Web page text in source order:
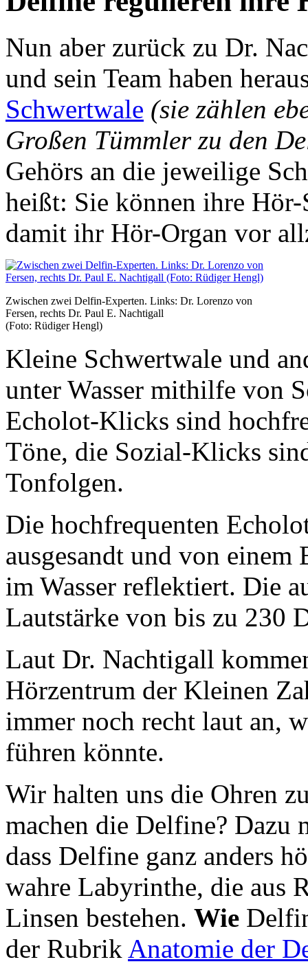
Nun aber zurück zu Dr.
und sein Team haben
Schwertwale (sie zählen
Großen Tümmler zu den
Gehörs an die jeweilige
heißt: Sie können ihre
damit ihr Hör-Organ vor
Zwischen zwei Delfin-Experten. Links: Dr. Lorenzo von
Fersen, rechts Dr. Paul E. Nachtigall
(Foto: Rüdiger Hengl)
Kleine Schwertwale und
unter Wasser mithilfe von
Echolot-Klicks sind
Töne, die Sozial-Klicks
Tonfolgen.
Die hochfrequenten
ausgesandt und von einem
im Wasser reflektiert. Die
Lautstärke von bis zu 230
Laut Dr. Nachtigall
Hörzentrum der Kleinen
immer noch recht laut an,
führen könnte.
Wir halten uns die Ohren
machen die Delfine? Dazu
dass Delfine ganz anders
wahre Labyrinthe, die aus
Linsen bestehen. Wie
der Rubrik Anatomie der